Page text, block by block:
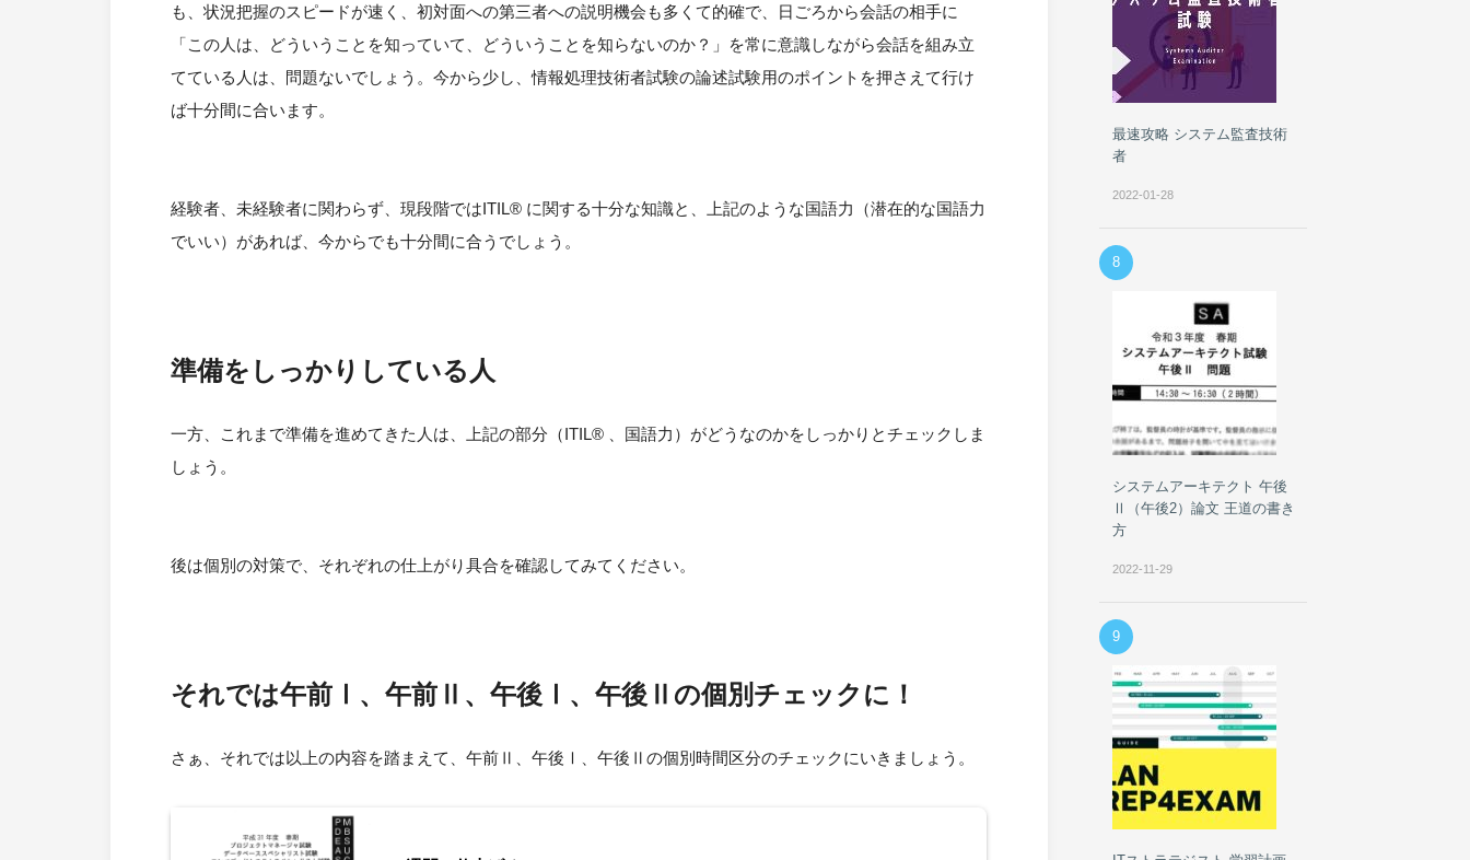
も、状況把握のスピードが速く、初対面への第三者への説明機会も多くて的確で、日ごろから会話の相手に
「この人は、どういうことを知っていて、どういうことを知らないのか？」を常に意識しながら会話を組み立
てている人は、問題ないでしょう。今から少し、情報処理技術者試験の論述試験用のポイントを押さえて行け
ば十分間に合います。
経験者、未経験者に関わらず、現段階ではITIL® に関する十分な知識と、上記のような国語力（潜在的な国語力
でいい）があれば、今からでも十分間に合うでしょう。
準備をしっかりしている人
一方、これまで準備を進めてきた人は、上記の部分（ITIL® 、国語力）がどうなのかをしっかりとチェックしま
しょう。
後は個別の対策で、それぞれの仕上がり具合を確認してみてください。
それでは午前Ⅰ、午前Ⅱ、午後Ⅰ、午後Ⅱの個別チェックに！
さぁ、それでは以上の内容を踏まえて、午前Ⅱ、午後Ⅰ、午後Ⅱの個別時間区分のチェックにいきましょう。
最速攻略 システム監査技術
者
2022-01-28
8
システムアーキテクト 午後
Ⅱ（午後2）論文 王道の書き
方
2022-11-29
9